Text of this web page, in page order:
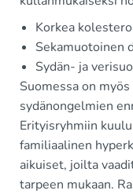
Korkea
Sekamuotoinen
Sydän- ja
Suomessa on
sydänongelmien
Erityisryhmiin
familiaalinen
aikuiset, joilta
tarpeen mukaan.